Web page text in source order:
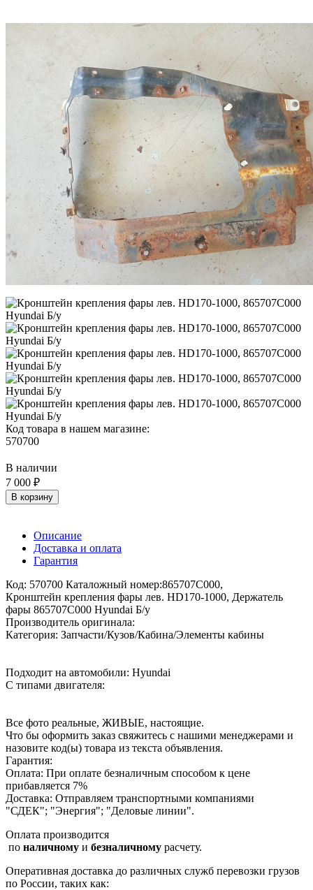
Код товара в нашем магазине:
570700
В наличии
7 000 ₽
В корзину
Описание
Доставка и оплата
Гарантия
Код: 570700 Каталожный номер:865707C000,
Кронштейн крепления фары лев. HD170-1000, Держатель
фары 865707C000 Hyundai Б/у
Производитель оригинала:
Категория: Запчасти/Кузов/Кабина/Элементы кабины
Подходит на автомобили: Hyundai
С типами двигателя:
Все фото реальные, ЖИВЫЕ, настоящие.
Что бы оформить заказ свяжитесь с нашими менеджерами и
назовите код(ы) товара из текста объявления.
Гарантия:
Оплата: При оплате безналичным способом к цене
прибавляется 7%
Доставка: Отправляем транспортными компаниями
"СДЕК"; "Энергия"; "Деловые линии".
Оплата производится
по наличному и безналичному расчету.
Оперативная доставка до различных служб перевозки грузов
по России, таких как: